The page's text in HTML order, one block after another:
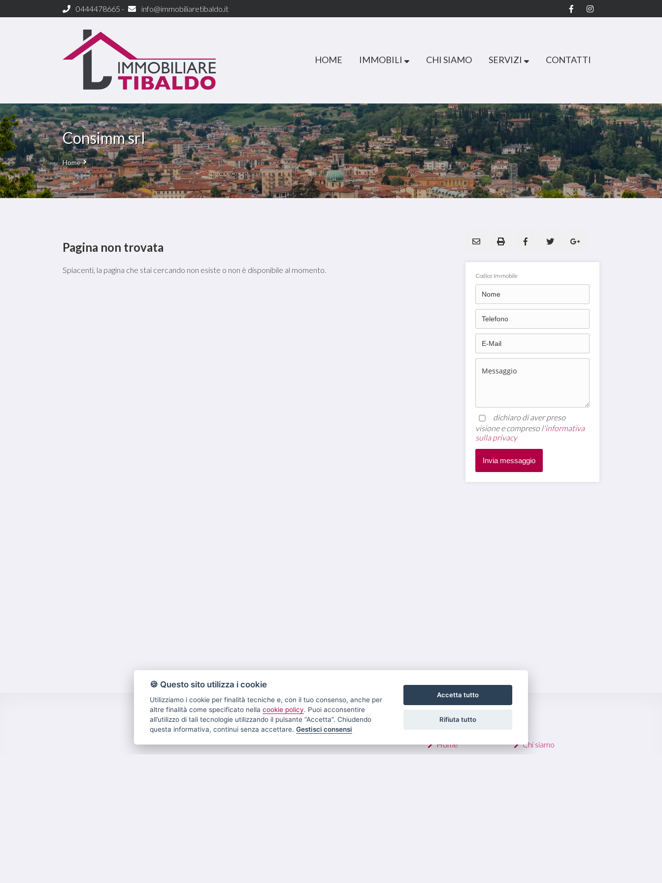
0444478665 - info@immobiliaretibaldo.it
HOME IMMOBILI CHI SIAMO SERVIZI CONTATTI
Consimm srl
Home
Pagina non trovata
Spiacenti, la pagina che stai cercando non esiste o non è disponibile al momento.
Codice Immobile
dichiaro di aver preso
visione e compreso l'informativa
sulla privacy
LINK UTILI
Home
Chi siamo
🍪 Questo sito utilizza i cookie
Utilizziamo i cookie per finalità tecniche e, con il tuo consenso, anche per
altre finalità come specificato nella cookie policy. Puoi acconsentire
all’utilizzo di tali tecnologie utilizzando il pulsante “Accetta”. Chiudendo
questa informativa, continui senza accettare. Gestisci consensi
Accetta tutto
Rifiuta tutto